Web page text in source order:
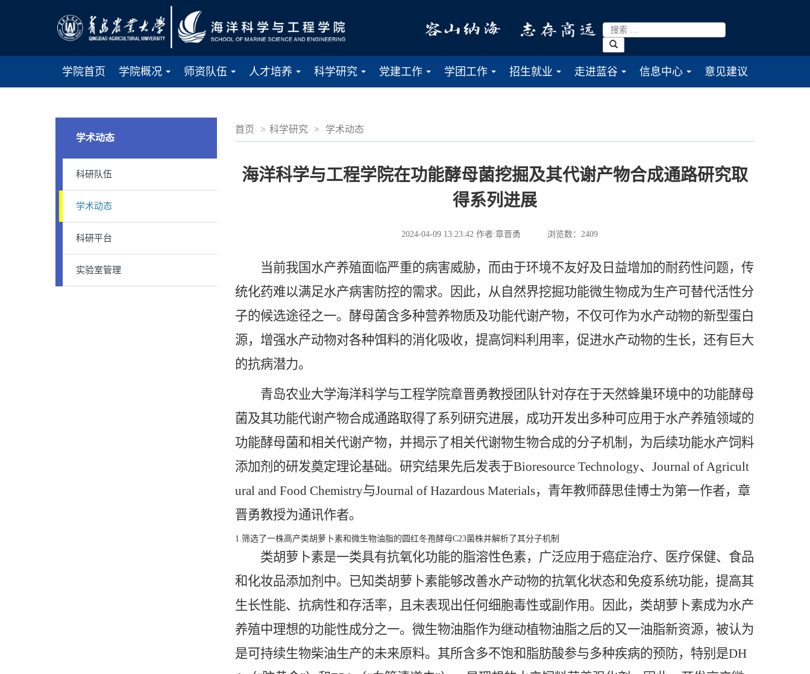
学院首页
学院概况
师资队伍
人才培养
科学研究
党建工作
学团工作
招生就业
走进蓝谷
信息中心
意见建议
学术动态
科研队伍
学术动态
科研平台
实验室管理
首页 > 科学研究 > 学术动态
海洋科学与工程学院在功能酵母菌挖掘及其代谢产物合成通路研究取
得系列进展
2024-04-09 13:23:42 作者:章晋勇 浏览数： 2409
当前我国水产养殖面临严重的病害威胁，而由于环境不友好及日益增加的耐药性问题，传
统化药难以满足水产病害防控的需求。因此，从自然界挖掘功能微生物成为生产可替代活性分
子的候选途径之一。酵母菌含多种营养物质及功能代谢产物，不仅可作为水产动物的新型蛋白
源，增强水产动物对各种饵料的消化吸收，提高饲料利用率，促进水产动物的生长，还有巨大
的抗病潜力。
青岛农业大学海洋科学与工程学院章晋勇教授团队针对存在于天然蜂巢环境中的功能酵母
菌及其功能代谢产物合成通路取得了系列研究进展，成功开发出多种可应用于水产养殖领域的
功能酵母菌和相关代谢产物，并揭示了相关代谢物生物合成的分子机制，为后续功能水产饲料
添加剂的研发奠定理论基础。研究结果先后发表于Bioresource Technology、Journal of Agricult
ural and Food Chemistry与Journal of Hazardous Materials，青年教师薛思佳博士为第一作者，章
晋勇教授为通讯作者。
1.筛选了一株高产类胡萝卜素和微生物油脂的圆红冬孢酵母C23菌株并解析了其分子机制
类胡萝卜素是一类具有抗氧化功能的脂溶性色素，广泛应用于癌症治疗、医疗保健、食品
和化妆品添加剂中。已知类胡萝卜素能够改善水产动物的抗氧化状态和免疫系统功能，提高其
生长性能、抗病性和存活率，且未表现出任何细胞毒性或副作用。因此，类胡萝卜素成为水产
养殖中理想的功能性成分之一。微生物油脂作为继动植物油脂之后的又一油脂新资源，被认为
是可持续生物柴油生产的未来原料。其所含多不饱和脂肪酸参与多种疾病的预防，特别是DH